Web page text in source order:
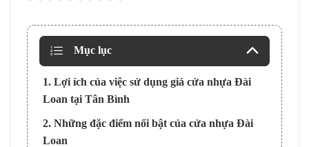
Mục lục
1. Lợi ích của việc sử dụng giá cửa nhựa Đài
Loan tại Tân Bình
2. Những đặc điểm nổi bật của cửa nhựa Đài
Loan